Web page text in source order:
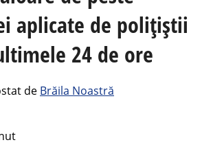
aplicate de polițiștii
24 de ore
de Brăila Noastră